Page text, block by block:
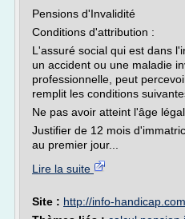
Pensions d'Invalidité
Conditions d'attribution :
L'assuré social qui est dans
un accident ou une maladie
professionnelle, peut
remplit les conditions
Ne pas avoir atteint l'âge
Justifier de 12 mois
au premier jour...
Lire la suite
Site : http://info-handicap.com